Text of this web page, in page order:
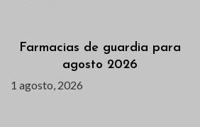
Farmacias de guardia para
agosto 2026
1 agosto, 2026